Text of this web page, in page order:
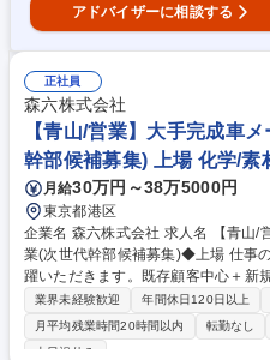
アドバイザーに相談する
正社員
森六株式会社
【青山/営業】大手完成車
幹部候補募集) 上場 化学/素
月給30万円～38万5000円
東京都港区
企業名 森六株式会社 求人名 【青山/営業】大手完成車メーカー向け法人営
業(次世代幹部候補募集)◆上場 仕事の内容 自動車業界向け営業としてご活
躍いただきます。既存顧客中心＋新規開拓の営
前線で活躍…日産・いすゞ・トヨタ
に関わる新規案件獲得から量産後の
組織だからこその大きな裁量…営業
業界未経験歓迎 年間休日120日以上
月平均残業時間20時間以内
転勤なし
土日祝休み